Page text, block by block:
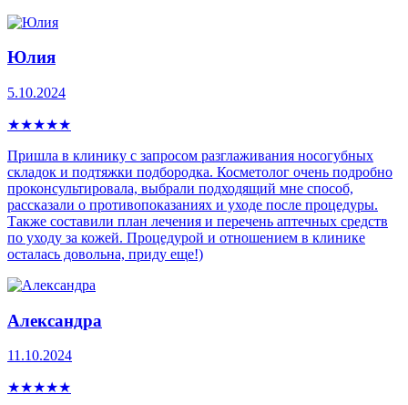
Юлия
5.10.2024
★★★★★
Пришла в клинику с запросом разглаживания носогубных
складок и подтяжки подбородка. Косметолог очень подробно
проконсультировала, выбрали подходящий мне способ,
рассказали о противопоказаниях и уходе после процедуры.
Также составили план лечения и перечень аптечных средств
по уходу за кожей. Процедурой и отношением в клинике
осталась довольна, приду еще!)
Александра
11.10.2024
★★★★★